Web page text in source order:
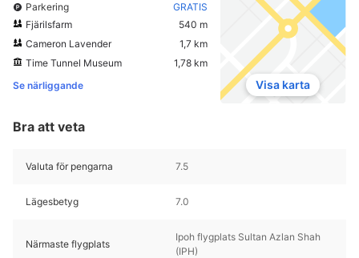
Parkering
GRATIS
Fjärilsfarm
540 m
Cameron Lavender
1,7 km
Time Tunnel Museum
1,78 km
Se närliggande
Visa karta
Bra att veta
Valuta för pengarna 7.5
Lägesbetyg 7.0
Närmaste flygplats
Ipoh flygplats Sultan Azlan Shah
(IPH)